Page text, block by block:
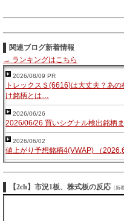
関連ブログ新着情報
→ ランキングはこちら
2026/08/09 PR
トレックスＳ(6616)は大丈夫？あ
け銘柄とは…
2026/06/26
2026/06/26 買いシグナル検出銘柄
2026/06/02
値上がり予想銘柄4(VWAP) （
【2ch】市況1板、株式板の反応 （新